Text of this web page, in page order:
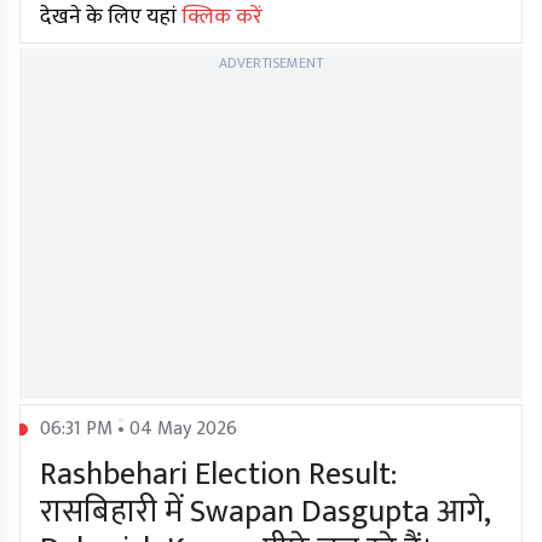
देखने के लिए यहांक्लिक करें
ADVERTISEMENT
06:31 PM • 04 May 2026
Rashbehari Election Result:
रासबिहारी में Swapan Dasgupta आगे,